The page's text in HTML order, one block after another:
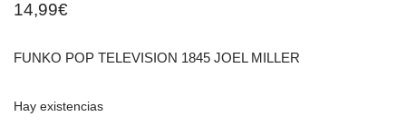
14,99€
FUNKO POP TELEVISION 1845 JOEL MILLER
Hay existencias